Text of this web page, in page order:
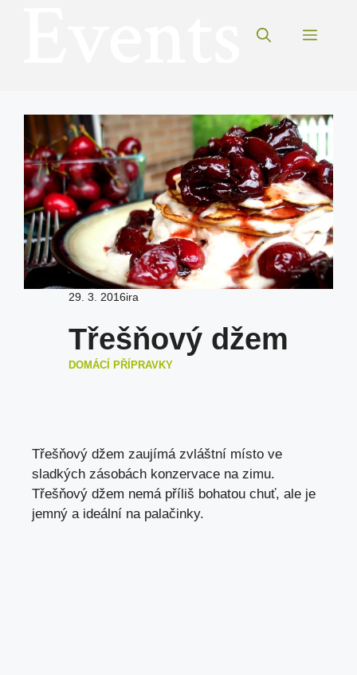
Menu
29. 3. 2016ira
Třešňový džem
DOMÁCÍ PŘÍPRAVKY
Třešňový džem zaujímá zvláštní místo ve
sladkých zásobách konzervace na zimu.
Třešňový džem nemá příliš bohatou chuť, ale je
jemný a ideální na palačinky.